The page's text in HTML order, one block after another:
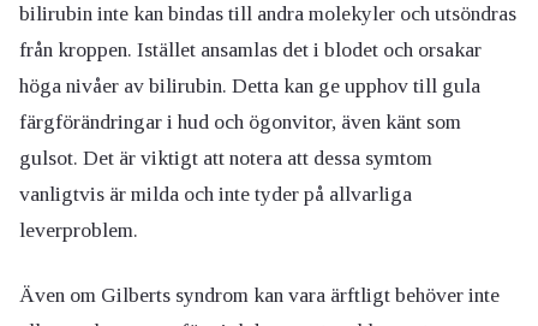
bilirubin inte kan bindas till andra molekyler och utsöndras
från kroppen. Istället ansamlas det i blodet och orsakar
höga nivåer av bilirubin. Detta kan ge upphov till gula
färgförändringar i hud och ögonvitor, även känt som
gulsot. Det är viktigt att notera att dessa symtom
vanligtvis är milda och inte tyder på allvarliga
leverproblem.
Även om Gilberts syndrom kan vara ärftligt behöver inte